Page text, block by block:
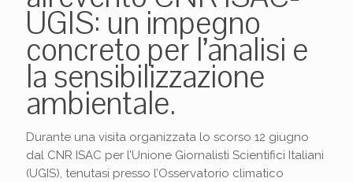
UGIS: un impegno
concreto per l’analisi e
la sensibilizzazione
ambientale.
Durante una visita organizzata lo scorso 12 giugno
dal CNR ISAC per l’Unione Giornalisti Scientifici Italiani
(UGIS), tenutasi presso l’Osservatorio climatico